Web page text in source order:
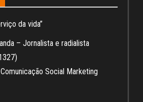
da vida”
– Jornalista e radialista
Social Marketing